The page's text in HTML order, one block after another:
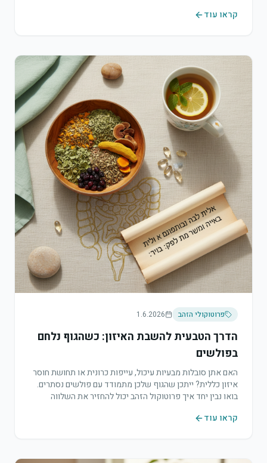
קראו עוד
פרוטוקולי הזהב 1.6.2026
הדרך הטבעית להשבת האיזון: כשהגוף נלחם
בפולשים
האם אתן סובלות מבעיות עיכול, עייפות כרונית או תחושת חוסר
איזון כללית? ייתכן שהגוף שלכן מתמודד עם פולשים נסתרים.
בואו נבין יחד איך פרוטוקול הזהב יכול להחזיר את השלווה
קראו עוד